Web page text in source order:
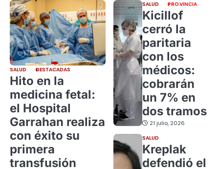
SALUD DESTACADAS
Hito en la
medicina fetal:
el Hospital
Garrahan realiza
con éxito su
primera
transfusión
SALUD PROVINCIA
Kicillof
cerró la
paritaria
con los
médicos:
cobrarán
un 7% en
dos tramos
21 julio, 2026
SALUD
Kreplak
defendió el